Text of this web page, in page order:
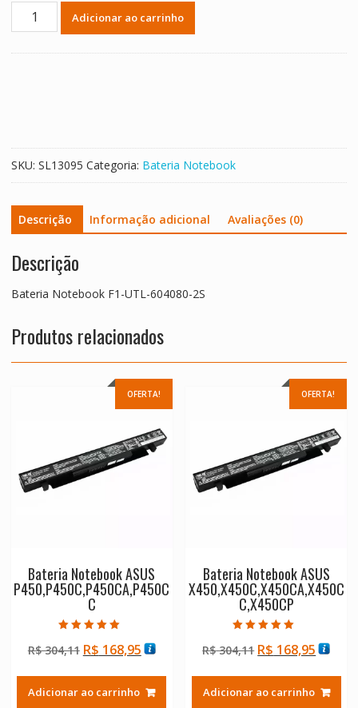
Bateria
Notebook
Adicionar ao carrinho
SKU: SL13095 Categoria: Bateria Notebook
Descrição Informação adicional Avaliações (0)
Descrição
Bateria Notebook F1-UTL-604080-2S
Produtos relacionados
OFERTA!
Bateria Notebook ASUS
P450,P450C,P450CA,P450C
C
5.00
de 5
R$304,11 O
original
era:
R$ 168,95O
atual
é:
Adicionar ao carrinho
OFERTA!
Bateria Notebook ASUS
X450,X450C,X450CA,X450C
C,X450CP
5.00
de 5
R$304,11 O
original
era:
R$ 168,95O
atual
é:
Adicionar ao carrinho